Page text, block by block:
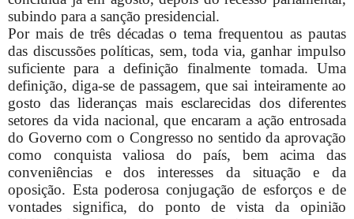
subindo para a sanção presidencial.
Por mais de três décadas o tema frequentou as pautas
das discussões políticas, sem, toda via, ganhar impulso
suficiente para a definição finalmente tomada. Uma
definição, diga-se de passagem, que sai inteiramente ao
gosto das lideranças mais esclarecidas dos diferentes
setores da vida nacional, que encaram a ação entrosada
do Governo com o Congresso no sentido da aprovação
como conquista valiosa do país, bem acima das
conveniências e dos interesses da situação e da
oposição. Esta poderosa conjugação de esforços e de
vontades significa, do ponto de vista da opinião